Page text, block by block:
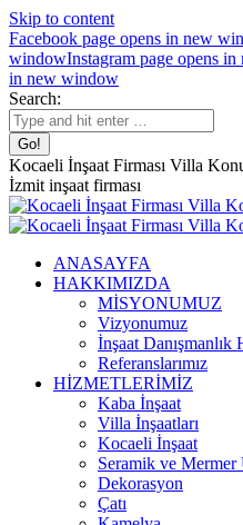
Skip to content
Facebook page opens in new
windowInstagram page opens
in new window
Search:
Kocaeli İnşaat Firması Villa
İzmit inşaat firması
ANASAYFA
HAKKIMIZDA
MİSYONUMUZ
Vizyonumuz
İnşaat Danışmanlık
Referanslarımız
HİZMETLERİMİZ
Kaba İnşaat
Villa İnşaatları
Kocaeli İnşaat
Seramik ve Mermer
Dekorasyon
Çatı